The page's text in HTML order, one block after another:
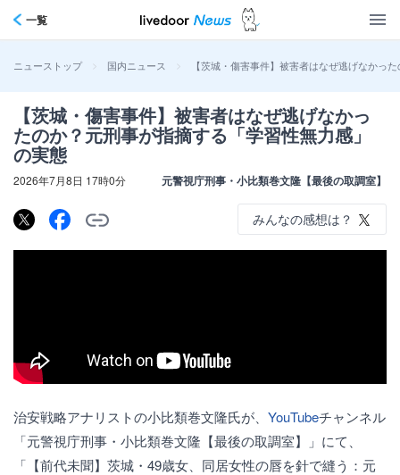
一覧
ニューストップ > 国内ニュース > 【茨城・傷害事件】被害者はなぜ逃げなかっ
【茨城・傷害事件】被害者はなぜ逃げなかっ
たのか？元刑事が指摘する「学習性無力感」
の実態
2026年7月8日 17時0分 元警視庁刑事・小比類巻文隆【最後の取調室】
みんなの感想は？
治安戦略アナリストの小比類巻文隆氏が、 YouTubeチャンネル
「元警視庁刑事・小比類巻文隆【最後の取調室】」にて、
「【前代未聞】茨城・49歳女、同居女性の唇を針で縫う：元